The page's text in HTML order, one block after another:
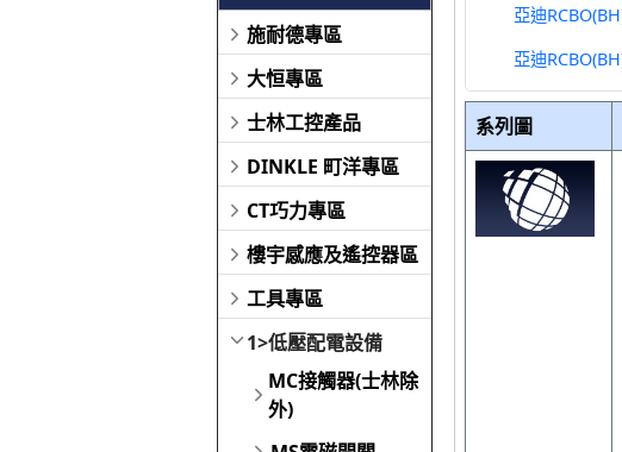
施耐德專區
大恒專區
士林工控產品
DINKLE 町洋專區
CT巧力專區
樓宇感應及遙控器區
工具專區
1>低壓配電設備
MC接觸器(士林除
外)
系列圖